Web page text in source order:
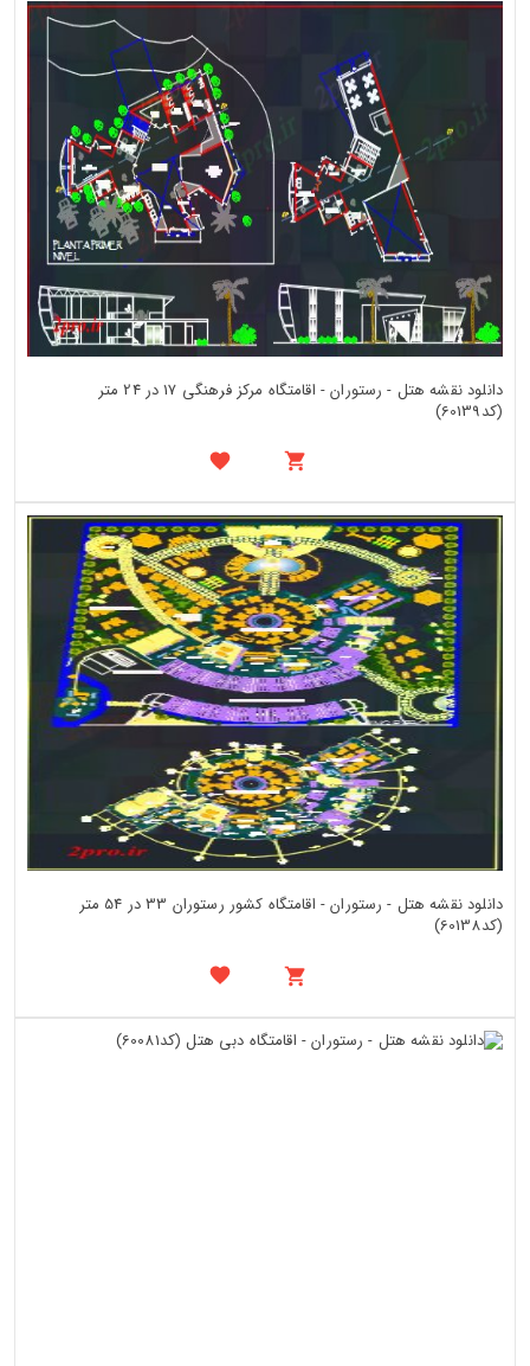
دانلود نقشه هتل - رستوران - اقامتگاه مرکز فرهنگی 17 در 24 متر
(کد60139)
دانلود نقشه هتل - رستوران - اقامتگاه کشور رستوران 33 در 54 متر
(کد60138)